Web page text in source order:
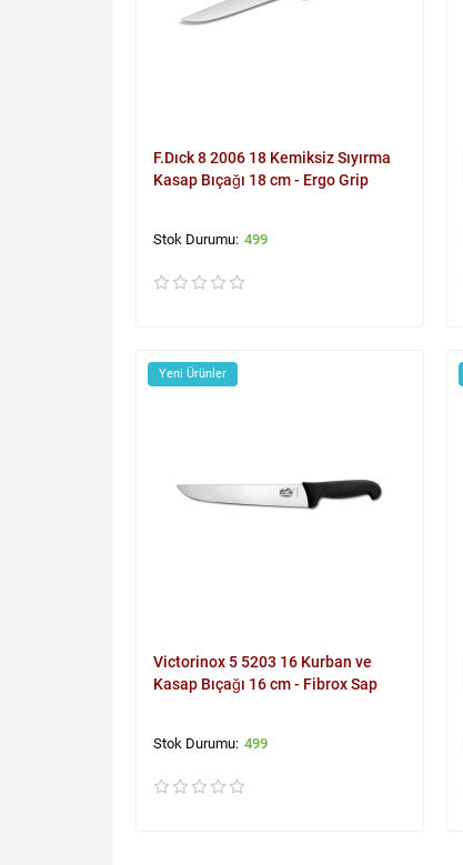
F.Dıck 8 2006 18 Kemiksiz Sıyırma
Kasap Bıçağı 18 cm - Ergo Grip
499
Yeni Ürünler
Victorinox 5 5203 16 Kurban ve
Kasap Bıçağı 16 cm - Fibrox Sap
499